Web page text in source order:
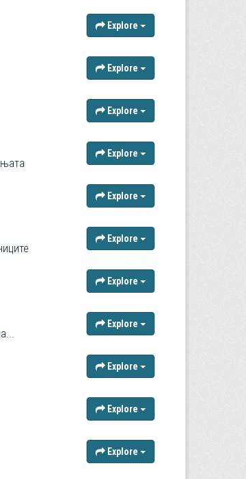
Explore
Explore
Explore
Explore
Explore
Explore
Explore
Explore
Explore
Explore
Explore